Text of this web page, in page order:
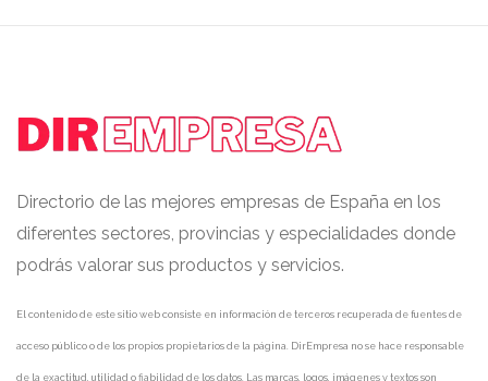
Directorio de las mejores empresas de España en los
diferentes sectores, provincias y especialidades donde
podrás valorar sus productos y servicios.
El contenido de este sitio web consiste en información de terceros recuperada de fuentes de
acceso público o de los propios propietarios de la página. DirEmpresa no se hace responsable
de la exactitud, utilidad o fiabilidad de los datos. Las marcas, logos, imágenes y textos son